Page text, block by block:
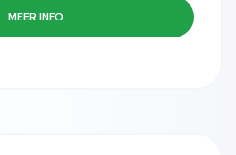
MEER INFO